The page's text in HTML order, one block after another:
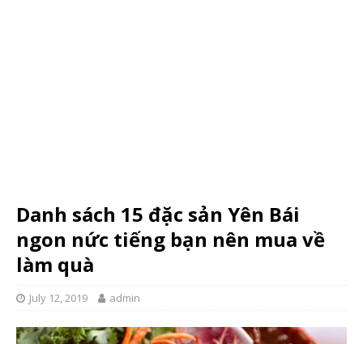
Danh sách 15 đặc sản Yên Bái
ngon nức tiếng bạn nên mua về
làm quà
July 12, 2019 admin